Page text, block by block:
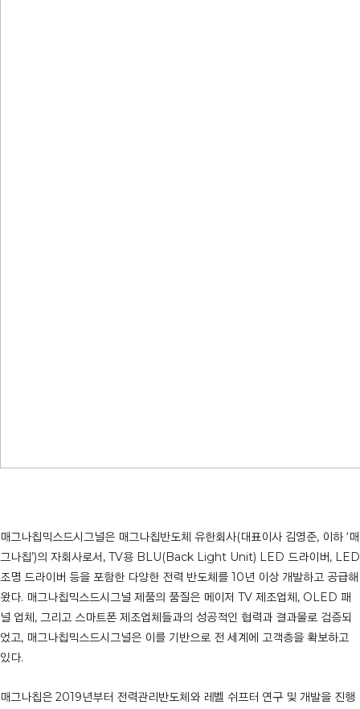
매그나칩믹스드시그널은 매그나칩반도체 유한회사(대표이사 김영준, 이하 ‘매
그나칩’)의 자회사로서, TV용 BLU(Back Light Unit) LED 드라이버, LED
조명 드라이버 등을 포함한 다양한 전력 반도체를 10년 이상 개발하고 공급해
왔다. 매그나칩믹스드시그널 제품의 품질은 메이저 TV 제조업체, OLED 패
널 업체, 그리고 스마트폰 제조업체들과의 성공적인 협력과 결과물로 검증되
었고, 매그나칩믹스드시그널은 이를 기반으로 전 세계에 고객층을 확보하고
있다.
매그나칩은 2019년부터 전력관리반도체와 레벨 쉬프터 연구 및 개발을 진행